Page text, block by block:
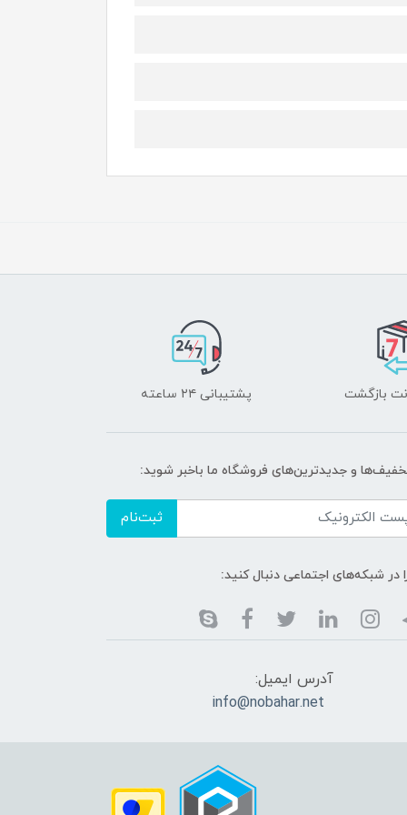
پشتیبانی ۲۴ ساعته
و جدیدترین‌های فروشگاه ما باخبر شوید:
ثبت‌نام
در شبکه‌های اجتماعی دنبال کنید:
آدرس ایمیل:
info@nobahar.net